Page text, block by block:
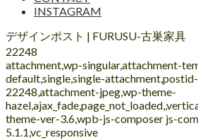
INSTAGRAM
デザインポスト | FURUSU-古巣家具
22248
attachment,wp-singular,attachment-
default,single,single-
22248,attachment-jpeg,wp-theme-
theme-ver-3.6,wpb-js-composer js-
5.1.1,vc_responsive